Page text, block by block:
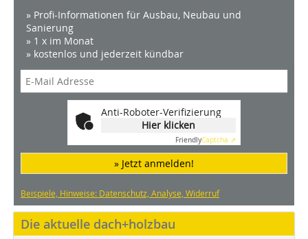
» Profi-Informationen für Ausbau, Neubau und
Sanierung
» 1 x im Monat
» kostenlos und jederzeit kündbar
Anti-Roboter-Verifizierung
Hier klicken
FriendlyCaptcha ⇗
» Jetzt anmelden!
Beispiele, Hinweise: Datenschutz, Analyse, Widerruf
Die aktuelle dach+holzbau